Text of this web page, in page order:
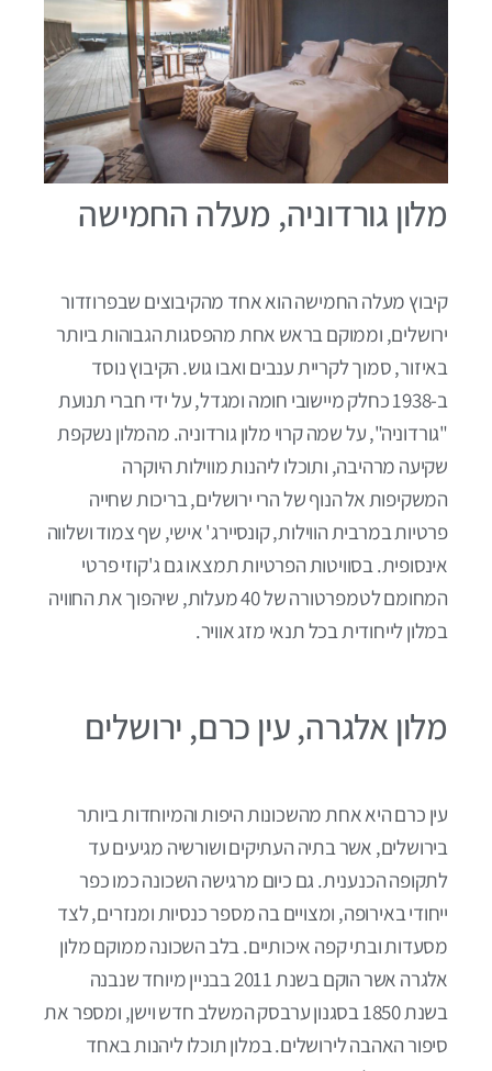
מלון גורדוניה, מעלה החמישה
קיבוץ מעלה החמישה הוא אחד מהקיבוצים שבפרוזדור
ירושלים, וממוקם בראש אחת מהפסגות הגבוהות ביותר
באיזור, סמוך לקריית ענבים ואבו גוש. הקיבוץ נוסד
ב-1938 כחלק מיישובי חומה ומגדל, על ידי חברי תנועת
"גורדוניה", על שמה קרוי מלון גורדוניה. מהמלון נשקפת
שקיעה מרהיבה, ותוכלו ליהנות מווילות היוקרה
המשקיפות אל הנוף של הרי ירושלים, בריכות שחייה
פרטיות במרבית הווילות, קונסיירג' אישי, שף צמוד ושלווה
אינסופית. בסוויטות הפרטיות תמצאו גם ג'קוזי פרטי
המחומם לטמפרטורה של 40 מעלות, שיהפוך את החוויה
במלון לייחודית בכל תנאי מזג אוויר.
מלון אלגרה, עין כרם, ירושלים
עין כרם היא אחת מהשכונות היפות והמיוחדות ביותר
בירושלים, אשר בתיה העתיקים ושורשיה מגיעים עד
לתקופה הכנענית. גם כיום מרגישה השכונה כמו כפר
ייחודי באירופה, ומצויים בה מספר כנסיות ומנזרים, לצד
מסעדות ובתי קפה איכותיים. בלב השכונה ממוקם מלון
אלגרה אשר הוקם בשנת 2011 בבניין מיוחד שנבנה
בשנת 1850 בסגנון ערבסק המשלב חדש וישן, ומספר את
סיפור האהבה לירושלים. במלון תוכלו ליהנות באחד